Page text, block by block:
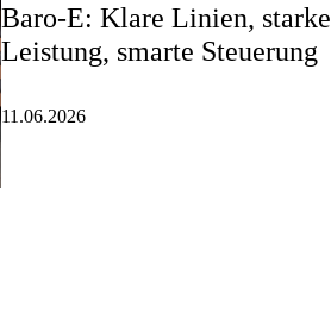
Baro-E: Klare Linien, starke
Leistung, smarte Steuerung
11.06.2026